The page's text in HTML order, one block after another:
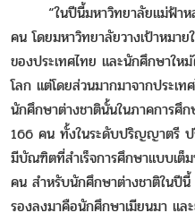
“ในปีนี้มหาวิทยาลัยแม่ฟ้าหล
คน โดยมหาวิทยาลัยวางเป้าหมา
ของประเทศไทย และนักศึกษาใ
โลก แต่โดยส่วนมากมาจากประ
นักศึกษาต่างชาตินั้นในภาคการศึ
166 คน ทั้งในระดับปริญญาตรี
มีบัณฑิตที่สำเร็จการศึกษาแบบเต็
คน สำหรับนักศึกษาต่างชาติในปี
รองลงมาคือนักศึกษาเมียนมา แ